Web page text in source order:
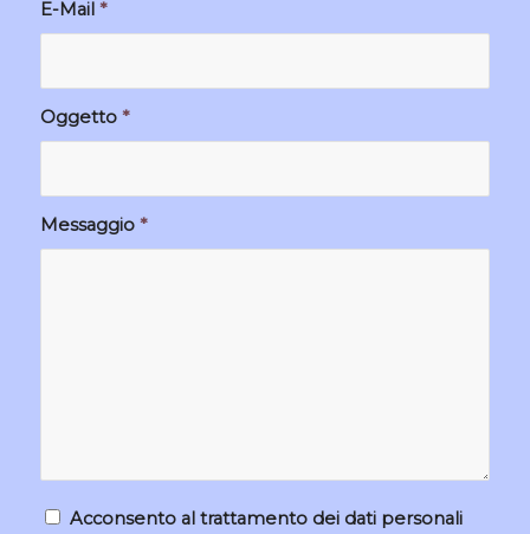
E-Mail *
Oggetto *
Messaggio *
Acconsento al trattamento dei dati personali